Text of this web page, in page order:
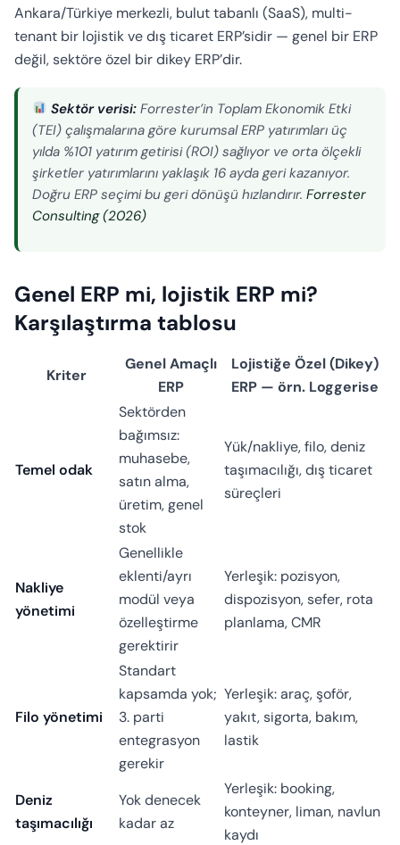
Ankara/Türkiye merkezli, bulut tabanlı (SaaS), multi-
tenant bir lojistik ve dış ticaret ERP’sidir — genel bir ERP
değil, sektöre özel bir dikey ERP’dir.
Sektör verisi: Forrester’in Toplam Ekonomik Etki
(TEI) çalışmalarına göre kurumsal ERP yatırımları üç
yılda %101 yatırım getirisi (ROI) sağlıyor ve orta ölçekli
şirketler yatırımlarını yaklaşık 16 ayda geri kazanıyor.
Doğru ERP seçimi bu geri dönüşü hızlandırır. Forrester
Consulting (2026)
Genel ERP mi, lojistik ERP mi?
Karşılaştırma tablosu
Kriter
Genel Amaçlı
ERP
Lojistiğe Özel (Dikey)
ERP — örn. Loggerise
Temel odak
Sektörden
bağımsız:
muhasebe,
satın alma,
üretim, genel
stok
Yük/nakliye, filo, deniz
taşımacılığı, dış ticaret
süreçleri
Nakliye
yönetimi
Genellikle
eklenti/ayrı
modül veya
özelleştirme
gerektirir
Yerleşik: pozisyon,
dispozisyon, sefer, rota
planlama, CMR
Filo yönetimi
Standart
kapsamda yok;
3. parti
entegrasyon
gerekir
Yerleşik: araç, şoför,
yakıt, sigorta, bakım,
lastik
Deniz
taşımacılığı
Yok denecek
kadar az
Yerleşik: booking,
konteyner, liman, navlun
kaydı